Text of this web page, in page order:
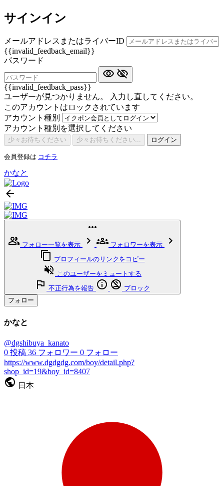
サインイン
メールアドレスまたはライバーID
{{invalid_feedback_email}}
パスワード
{{invalid_feedback_pass}}
ユーザーが見つかりません。 入力し直してください。
このアカウントはロックされています
アカウント種別
アカウント種別を選択してください
少々お待ちください 少々お待ちください... ログイン
会員登録は コチラ
かなと
フォロー一覧を表示
フォロワーを表示
プロフィールのリンクをコピー
このユーザーをミュートする
不正行為を報告
ブロック
フォロー
かなと
@dgshibuya_kanato
0 投稿 36 フォロワー 0 フォロー
https://www.dgdgdg.com/boy/detail.php?
shop_id=19&boy_id=8407
日本